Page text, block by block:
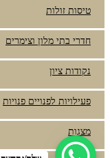
טיסות זולות
חדרי בתי מלון וצימרים
נקודות ציון
פעילויות לפנויים פנויות
מצגות